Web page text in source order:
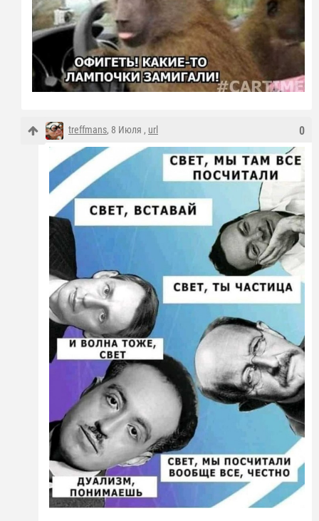
0
treffmans, 8 Июля , url